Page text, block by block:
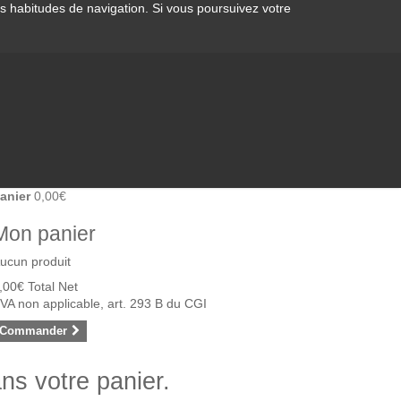
habitudes de navigation. Si vous poursuivez votre
0,00€
panier
produit
Total Net
non applicable, art. 293 B du CGI
Commander
votre panier.